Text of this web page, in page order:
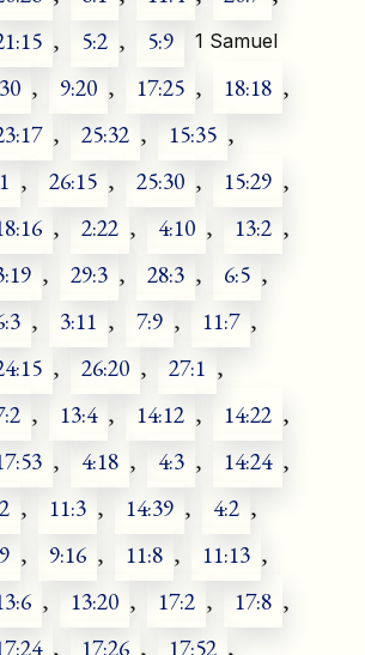
, 5:2 , 5:9 1 Samuel
, 9:20 , 17:25 , 18:18 ,
, 25:32 , 15:35 ,
, 26:15 , 25:30 , 15:29 ,
, 2:22 , 4:10 , 13:2 ,
, 29:3 , 28:3 , 6:5 ,
, 3:11 , 7:9 , 11:7 ,
, 26:20 , 27:1 ,
, 13:4 , 14:12 , 14:22 ,
, 4:18 , 4:3 , 14:24 ,
, 11:3 , 14:39 , 4:2 ,
, 9:16 , 11:8 , 11:13 ,
, 13:20 , 17:2 , 17:8 ,
, 17:26 , 17:52 ,